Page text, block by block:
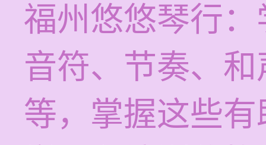
福州悠悠琴行
音符、节奏、
等，掌握这些